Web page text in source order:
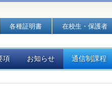
項 お知らせ 通信制課程
各種証明書 在校生・保護者